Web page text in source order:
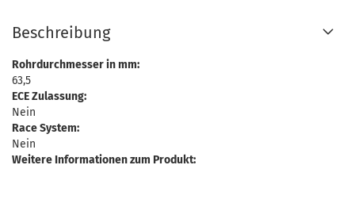
Beschreibung
Rohrdurchmesser in mm:
63,5
ECE Zulassung:
Nein
Race System:
Nein
Weitere Informationen zum Produkt: